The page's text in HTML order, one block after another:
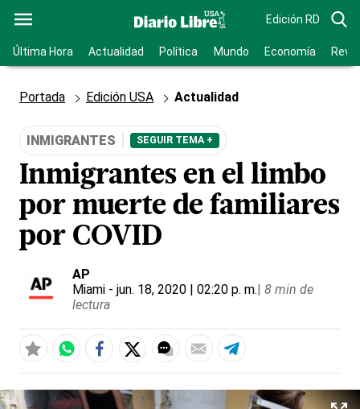
Edición RD
Última Hora Actualidad Política Mundo Economía
Portada Edición USA Actualidad
INMIGRANTES SEGUIR TEMA +
Inmigrantes en el limbo
por muerte de familiares
por COVID
AP
Miami - jun. 18, 2020 | 02:20 p. m.| 8 min de
lectura